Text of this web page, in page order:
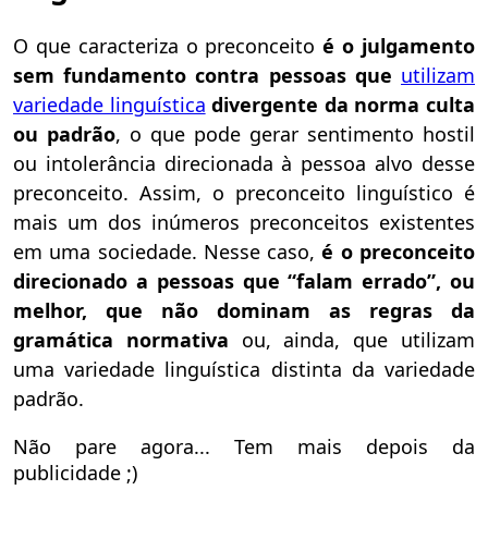
O que caracteriza o preconceitoé o julgamento
sem fundamento contra pessoas que utilizam
variedade linguística divergente da norma culta
ou padrão, o que pode gerar sentimento hostil
ou intolerância direcionada à pessoa alvo desse
preconceito. Assim, o preconceito linguístico é
mais um dos inúmeros preconceitos existentes
em uma sociedade. Nesse caso,é o preconceito
direcionado a pessoas que “falam errado”, ou
melhor, que não dominam as regras da
gramática normativa ou, ainda, que utilizam
uma variedade linguística distinta da variedade
padrão.
Não pare agora... Tem mais depois da
publicidade ;)